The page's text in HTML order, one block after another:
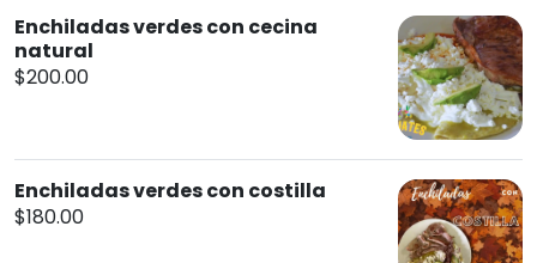
Enchiladas verdes con cecina
natural
$200.00
Enchiladas verdes con costilla
$180.00